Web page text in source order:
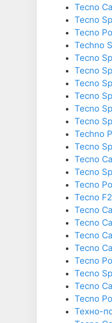
Tecno
Tecno
Tecno
Techno
Tecno
Tecno
Tecno
Tecno
Tecno
Tecno
Techno
Tecno
Tecno
Tecno
Tecno
Tecno
Tecno
Tecno
Tecno
Tecno
Tecno
Tecno
Tecno
Tecno
Техно-